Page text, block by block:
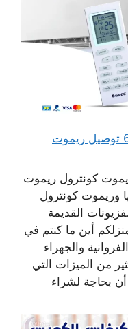
توصيل ريموت للمنزل 66041166 توصيل ريموت
كونترول ريموت
وريموت كونترول
القديمة
أين ما كنتم في
والجهراء
من الميزات التي
بحاجة لشراء